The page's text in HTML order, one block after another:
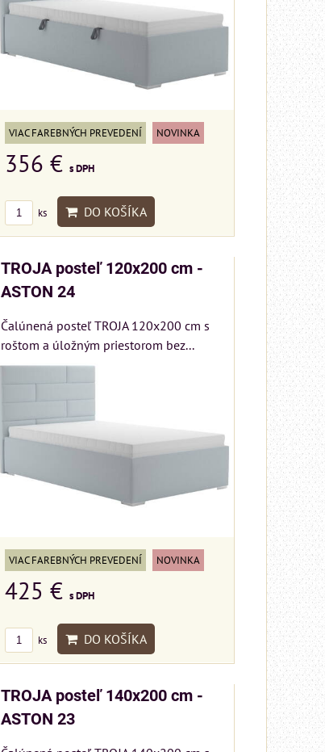
VIAC FAREBNÝCH PREVEDENÍ NOVINKA
356 €s DPH
ks DO KOŠÍKA
TROJA posteľ 120x200 cm -
ASTON 24
Čalúnená posteľ TROJA 120x200 cm s
roštom a úložným priestorom bez...
VIAC FAREBNÝCH PREVEDENÍ NOVINKA
425 €s DPH
ks DO KOŠÍKA
TROJA posteľ 140x200 cm -
ASTON 23